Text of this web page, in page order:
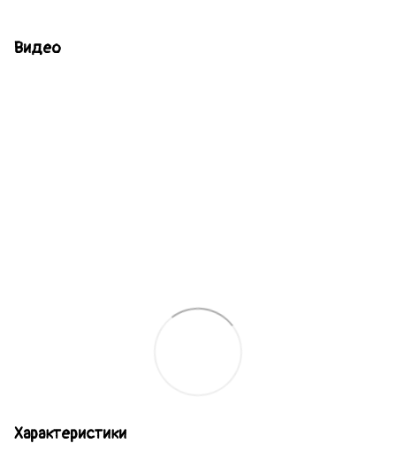
Видео
Характеристики